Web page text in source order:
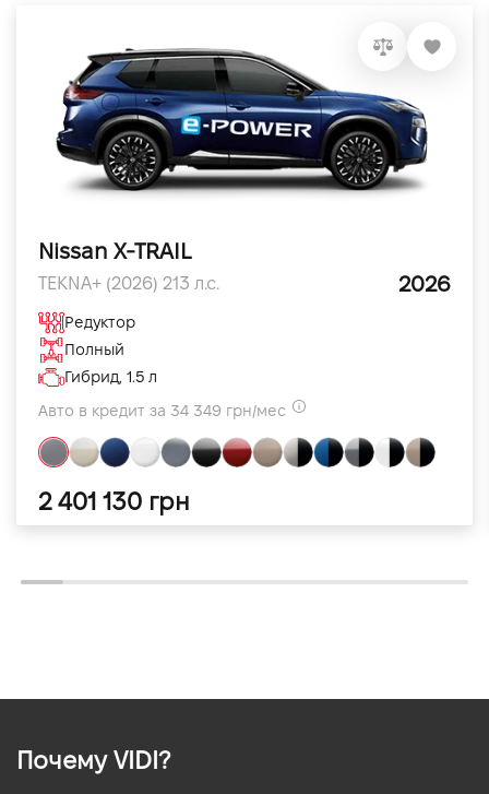
Nissan X-TRAIL
TEKNA+ (2026) 213 л.с. 2026
Редуктор
Полный
Гибрид, 1.5 л
Авто в кредит за 34 349 грн/мес
2 401 130 грн
Почему VIDI?